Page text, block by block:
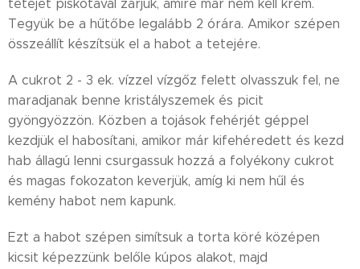
tetejét piskótával zárjuk, amire már nem kell krém.
Tegyük be a hűtőbe legalább 2 órára. Amikor szépen
összeállít készítsük el a habot a tetejére.
A cukrot 2 - 3 ek. vízzel vízgőz felett olvasszuk fel, ne
maradjanak benne kristályszemek és picit
gyöngyözzön. Közben a tojások fehérjét géppel
kezdjük el habosítani, amikor már kifehéredett és kezd
hab állagú lenni csurgassuk hozzá a folyékony cukrot
és magas fokozaton keverjük, amíg ki nem hűl és
kemény habot nem kapunk.
Ezt a habot szépen simítsuk a torta köré középen
kicsit képezzünk belőle kúpos alakot, majd